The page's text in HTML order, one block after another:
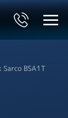
Sarco BSA1T